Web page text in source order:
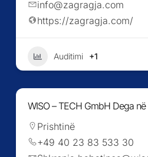
info@zagragja.com
https://zagragja.com/
Auditimi +1
WISO – TECH GmbH Dega në
Prishtinë
+49 40 23 83 533 30